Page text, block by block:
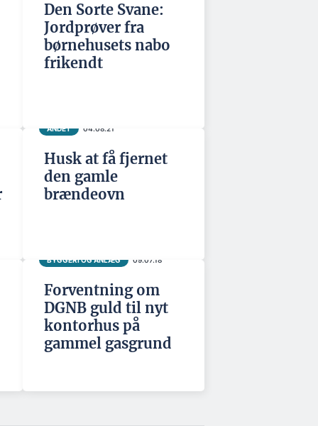
Den Sorte Svane:
Jordprøver fra
børnehusets nabo
frikendt
ANDET 04.08.21
Husk at få fjernet
den gamle
brændeovn
BYGGERI OG ANLÆG 09.07.18
Forventning om
DGNB guld til nyt
kontorhus på
gammel gasgrund